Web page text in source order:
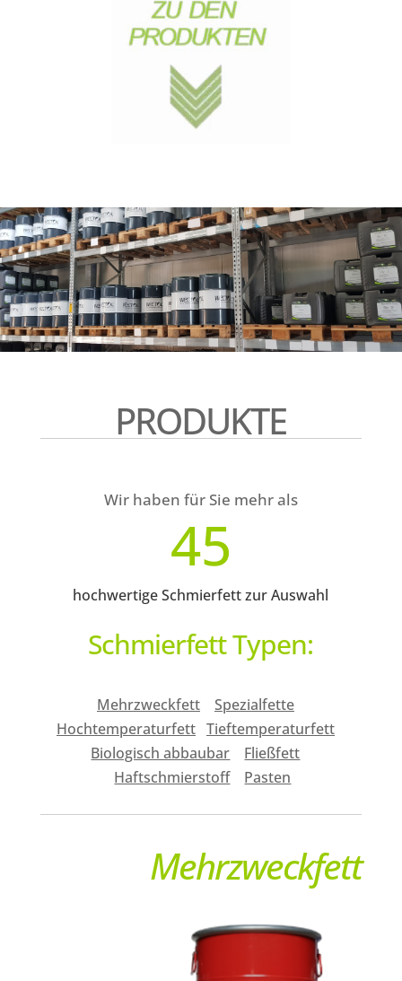
PRODUKTE
Wir haben für Sie mehr als
45
hochwertige Schmierfett zur Auswahl
Schmierfett Typen:
Mehrzweckfett
Spezialfette
Hochtemperaturfett Tieftemperaturfett
Biologisch abbaubar
Fließfett
Haftschmierstoff
Pasten
Mehrzweckfett